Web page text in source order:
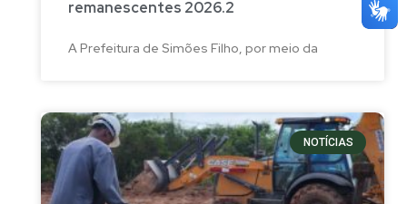
remanescentes 2026.2
A Prefeitura de Simões Filho, por meio da
NOTÍCIAS